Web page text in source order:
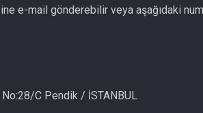
e-mail gönderebilir veya aşağıdaki
No:28/C Pendik / İSTANBUL